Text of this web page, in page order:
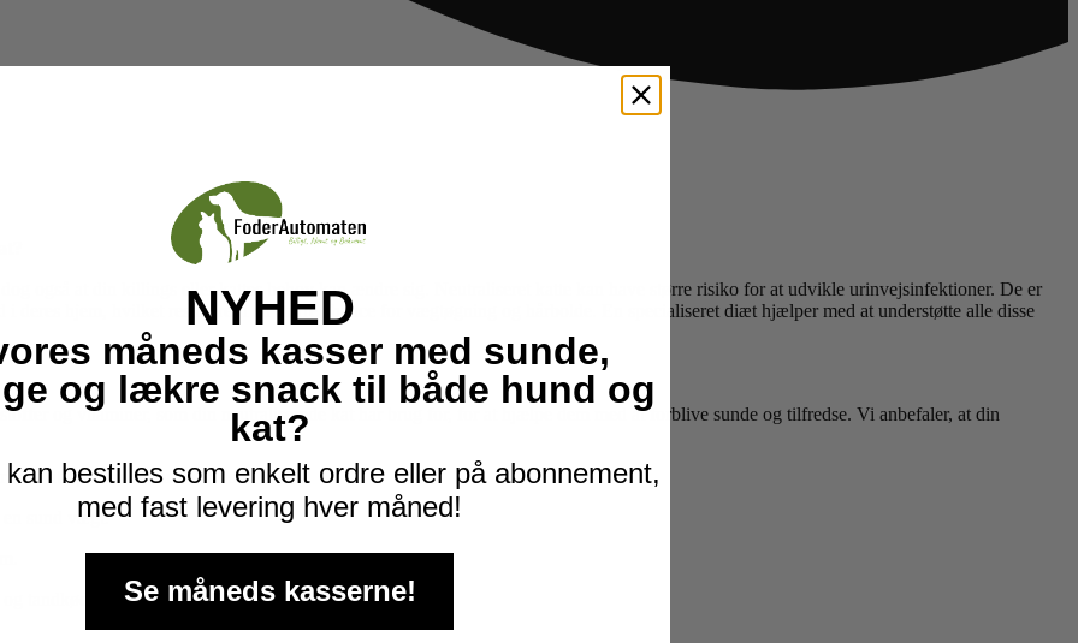
også at din killings eller kattes behov kan ændre sig. Neutraliseret katte kan have større risiko for at udvikle urinvejsinfektioner. De er
deres hjem, hvilket resulterer i en større chance for vægtøgning og hårbolde. En specialiseret diæt hjælper med at understøtte alle disse
og vitaminer, som din neutraliserede kat har brug for, for at hjælpe dem med at forblive sunde og tilfredse. Vi anbefaler, at din
at opretholde muskelmasse.
en sund vægt.
tandkøds sundhed.
NYHED
måneds kasser med sunde,
og lækre snack til både hund og
kat?
kan bestilles som enkelt ordre eller på abonnement,
med fast levering hver måned!
Se måneds kasserne!